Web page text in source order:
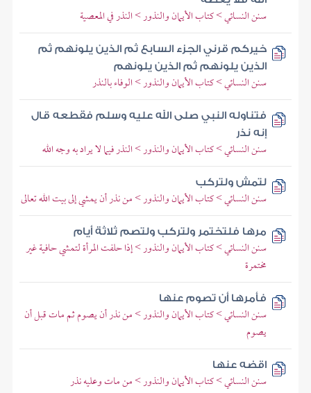
سنن النسائي > كتاب الأيمان والنذور > النذر في المعصية
خيركم قرني الجزء السابع ثم الذين يلونهم ثم
الذين يلونهم ثم الذين يلونهم
سنن النسائي > كتاب الأيمان والنذور > الوفاء بالنذر
فتناوله النبي صلى الله عليه وسلم فقطعه قال
إنه نذر
سنن النسائي > كتاب الأيمان والنذور > النذر فيما لا يراد به وجه الله
لتمش ولتركب
سنن النسائي > كتاب الأيمان والنذور > من نذر أن يمشي إلى بيت الله تعالى
مرها فلتختمر ولتركب ولتصم ثلاثة أيام
سنن النسائي > كتاب الأيمان والنذور > إذا حلفت المرأة لتمشي حافية غير
مختمرة
فأمرها أن تصوم عنها
سنن النسائي > كتاب الأيمان والنذور > من نذر أن يصوم ثم مات قبل أن
يصوم
اقضه عنها
سنن النسائي > كتاب الأيمان والنذور > من مات وعليه نذر